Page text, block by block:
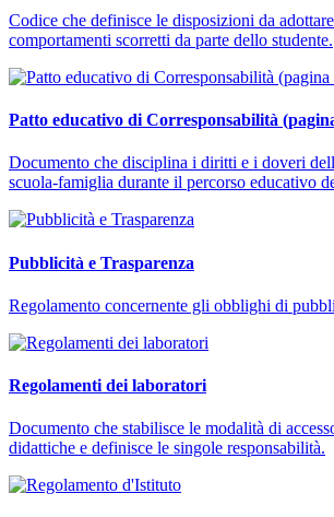
Codice che definisce le disposizioni da
comportamenti scorretti da parte dello studente.
Patto educativo di Corresponsabilità
Documento che disciplina i diritti e i doveri
scuola-famiglia durante il percorso educativo
Pubblicità e Trasparenza
Regolamento concernente gli obblighi di
Regolamenti dei laboratori
Documento che stabilisce le modalità di
didattiche e definisce le singole responsabilità.